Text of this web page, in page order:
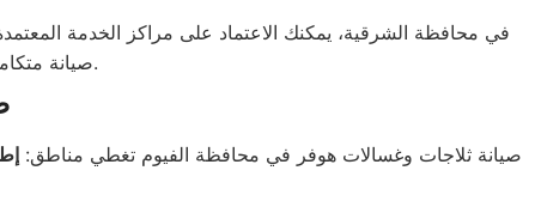
في محافظة الشرقية، يمكنك الاعتماد على مراكز الخدمة
صيانة متكاملة تشمل إصلاح الثلاجات التي لا تبرد والغسالات التي تتوقف عن الدوران أو العصر.
صيانة ثلاجات وغسالات هوفر في محافظة الفيوم تغطي مناطق: